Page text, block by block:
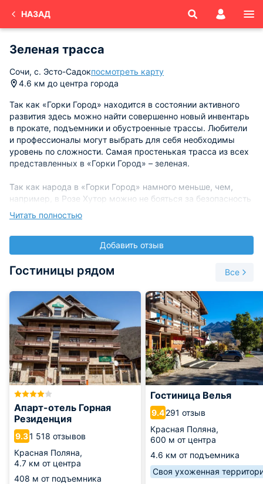
НАЗАД
Зеленая трасса
Сочи, с. Эсто-Садокпосмотреть карту
4.6 км до центра города
Так как «Горки Город» находится в состоянии активного
развития здесь можно найти совершенно новый инвентарь
в прокате, подъемники и обустроенные трассы. Любители
и профессионалы могут выбрать для себя необходимы
уровень по сложности. Самая простенькая трасса из всех
представленных в «Горки Город» – зеленая.
Так как народа в «Горки Город» намного меньше, чем,
например, в Розе Хутор можно не бояться за безопасность
детей или за возможность получения неожиданных травм.
Добраться до трассы можно на подъемнике, который не
придется долго ждать, как на некоторых других
горнолыжных курортах. Поднявшись на высоту 960
метров идет разделение зеленой ветки в две стороны.
Можно кататься самостоятельно или получить
комплекса.
На зеленой трассе очень удобно учиться кататься на
лыжах, как неопытным взрослым, так и совсем
маленьким детям. Для спокойного активного отдыха это
место просто оптимально. Зеленая трасса пологая, она не
идет с большой возвышенности, спуски спокойные,
большие участки идут перпендикулярно вершине. Можно
провести хорошо время, неспешно катаясь всей семьей по
проложенному и выверенному маршруту. Трасса открыта
даже вечером.
Читать полностью
Добавить отзыв
Гостиницы рядом Все
Апарт-отель Горная
Резиденция
9.31 518 отзывов
Красная Поляна,
4.7 км от центра
408 м от подъемника
Гостиница Велья
9.4291 отзыв
Красная Поляна,
600 м от центра
4.6 км от подъемника
Своя ухоженная